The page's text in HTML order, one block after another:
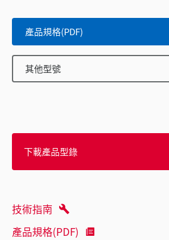
產品規格(PDF)
其他型號
下載產品型錄
技術指南
產品規格(PDF)